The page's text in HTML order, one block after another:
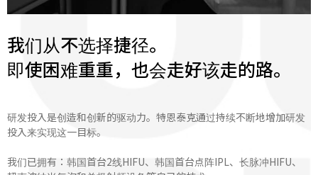
我们从不选择捷径。
即使困难重重，也会走好该走的路。
研发投入是创造和创新的驱动力。特恩泰克通过持续不断地增加研发
投入来实现这一目标。
我们已拥有：韩国首台2线HIFU、韩国首台点阵IPL、长脉冲HIFU、